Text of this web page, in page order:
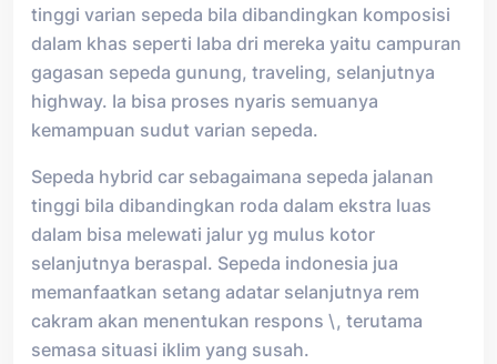
tinggi varian sepeda bila dibandingkan komposisi
dalam khas seperti laba dri mereka yaitu campuran
gagasan sepeda gunung, traveling, selanjutnya
highway. Ia bisa proses nyaris semuanya
kemampuan sudut varian sepeda.
Sepeda hybrid car sebagaimana sepeda jalanan
tinggi bila dibandingkan roda dalam ekstra luas
dalam bisa melewati jalur yg mulus kotor
selanjutnya beraspal. Sepeda indonesia jua
memanfaatkan setang adatar selanjutnya rem
cakram akan menentukan respons \, terutama
semasa situasi iklim yang susah.